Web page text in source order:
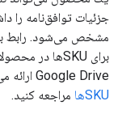
مشخص می‌شود. رابط
Google Drive ارائه می‌دهد. برای اطلاعات بیشتر، به
SKUها
مراجعه کنید.